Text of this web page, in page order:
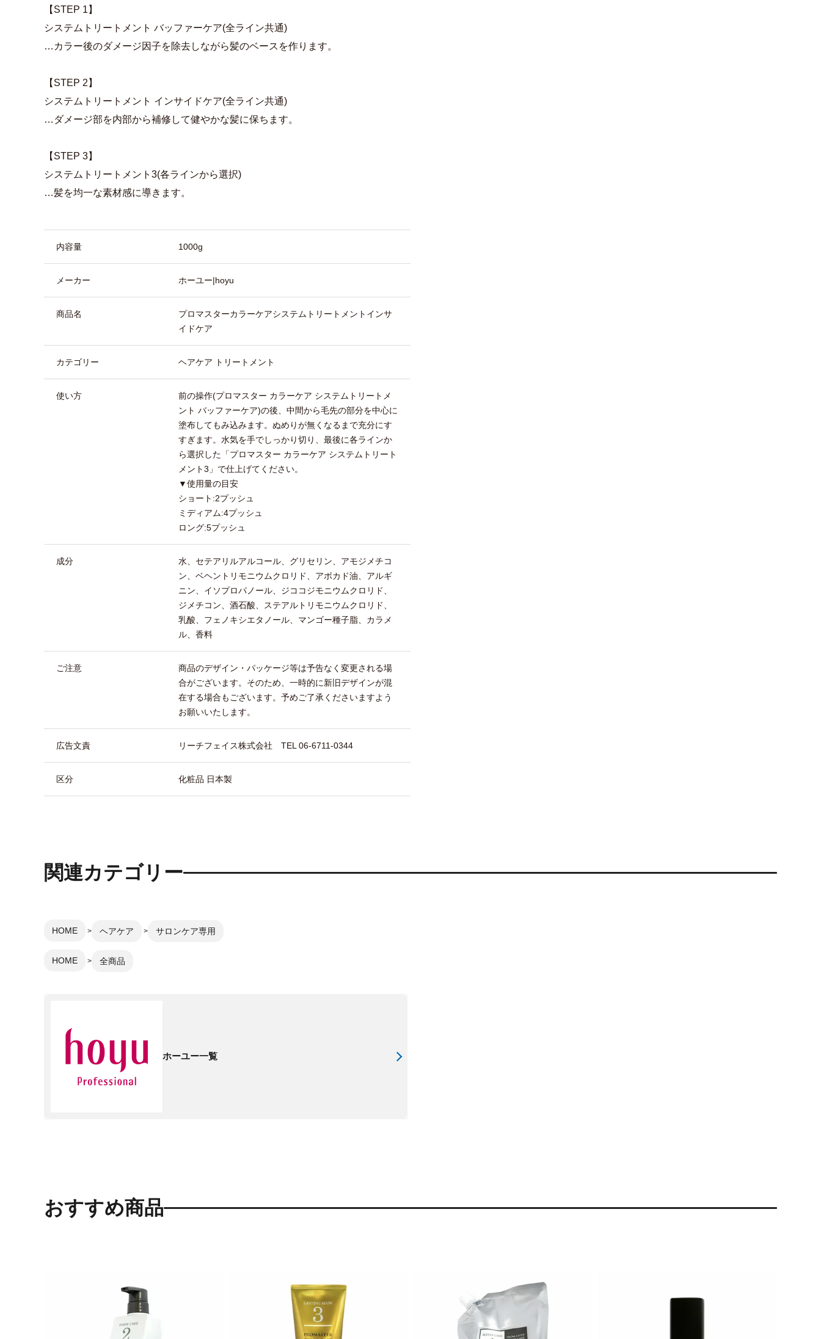
【STEP 1】
システムトリートメント バッファーケア(全ライン共通)
…カラー後のダメージ因子を除去しながら髪のベースを作ります。
【STEP 2】
システムトリートメント インサイドケア(全ライン共通)
…ダメージ部を内部から補修して健やかな髪に保ちます。
【STEP 3】
システムトリートメント3(各ラインから選択)
…髪を均一な素材感に導きます。
内容量 1000g
メーカー ホーユー|hoyu
商品名
プロマスターカラーケアシステムトリートメントインサ
イドケア
カテゴリー ヘアケア トリートメント
使い方
前の操作(プロマスター カラーケア システムトリートメ
ント バッファーケア)の後、中間から毛先の部分を中心に
塗布してもみ込みます。ぬめりが無くなるまで充分にす
すぎます。水気を手でしっかり切り、最後に各ラインか
ら選択した「プロマスター カラーケア システムトリート
メント3」で仕上げてください。
▼使用量の目安
ショート:2プッシュ
ミディアム:4プッシュ
ロング:5プッシュ
成分
水、セテアリルアルコール、グリセリン、アモジメチコ
ン、ベヘントリモニウムクロリド、アボカド油、アルギ
ニン、イソプロパノール、ジココジモニウムクロリド、
ジメチコン、酒石酸、ステアルトリモニウムクロリド、
乳酸、フェノキシエタノール、マンゴー種子脂、カラメ
ル、香料
ご注意
商品のデザイン・パッケージ等は予告なく変更される場
合がございます。そのため、一時的に新旧デザインが混
在する場合もございます。予めご了承くださいますよう
お願いいたします。
広告文責 リーチフェイス株式会社 TEL 06-6711-0344
区分 化粧品 日本製
関連カテゴリー
HOME ヘアケア サロンケア専用
HOME 全商品
ホーユー一覧
おすすめ商品